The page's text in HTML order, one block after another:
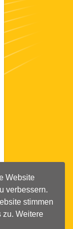
Website
verbessern.
stimmen
zu. Weitere